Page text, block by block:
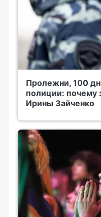
Пролежни, 100
полиции: почему
Ирины Зайченко